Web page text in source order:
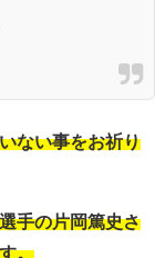
ない事をお祈り
手の片岡篤史さ
。